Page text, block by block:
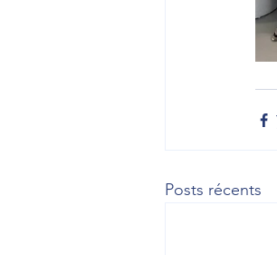
Posts récents